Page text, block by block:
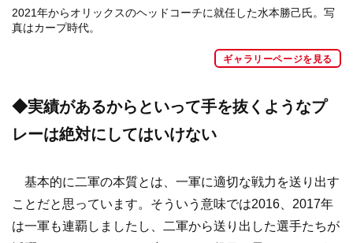
2021年からオリックスのヘッドコーチに就任した水本勝己氏。写
真はカープ時代。
ギャラリーページを見る
◆実績があるからといって手を抜くようなプ
レーは絶対にしてはいけない
基本的に二軍の本質とは、一軍に適切な戦力を送り出す
ことだと思っています。そういう意味では2016、2017年
は一軍も連覇しましたし、二軍から送り出した選手たちが